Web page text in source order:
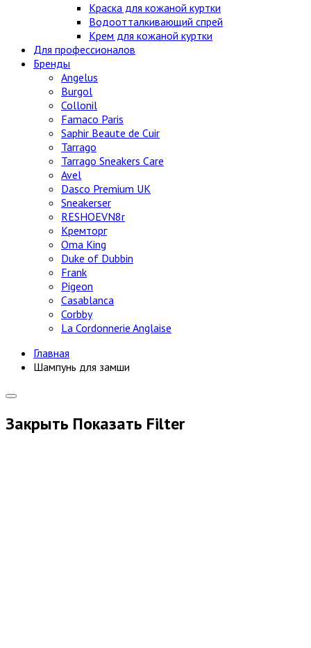
Краска для кожаной куртки
Водоотталкивающий спрей
Крем для кожаной куртки
Для профессионалов
Бренды
Angelus
Burgol
Collonil
Famaco Paris
Saphir Beaute de Cuir
Tarrago
Tarrago Sneakers Care
Avel
Dasco Premium UK
Sneakerser
RESHOEVN8r
Кремторг
Oma King
Duke of Dubbin
Frank
Pigeon
Casablanca
Corbby
La Cordonnerie Anglaise
Главная
Шампунь для замши
Закрыть Показать Filter